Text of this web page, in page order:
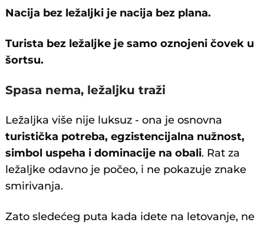
Nacija bez ležaljki je nacija bez plana.
Turista bez ležaljke je samo oznojeni čovek u
šortsu.
Spasa nema, ležaljku traži
Ležaljka više nije luksuz - ona je osnovna
turistička potreba, egzistencijalna nužnost,
simbol uspeha i dominacije na obali. Rat za
ležaljke odavno je počeo, i ne pokazuje znake
smirivanja.
Zato sledećeg puta kada idete na letovanje, ne